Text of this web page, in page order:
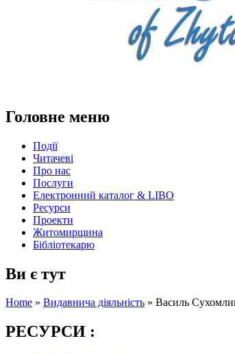
Головне меню
Події
Читачеві
Про нас
Послуги
Електронний каталог & LIBO
Ресурси
Проекти
Житомирщина
Бібліотекарю
Ви є тут
Home » Видавнича діяльність » Василь
РЕСУРСИ :